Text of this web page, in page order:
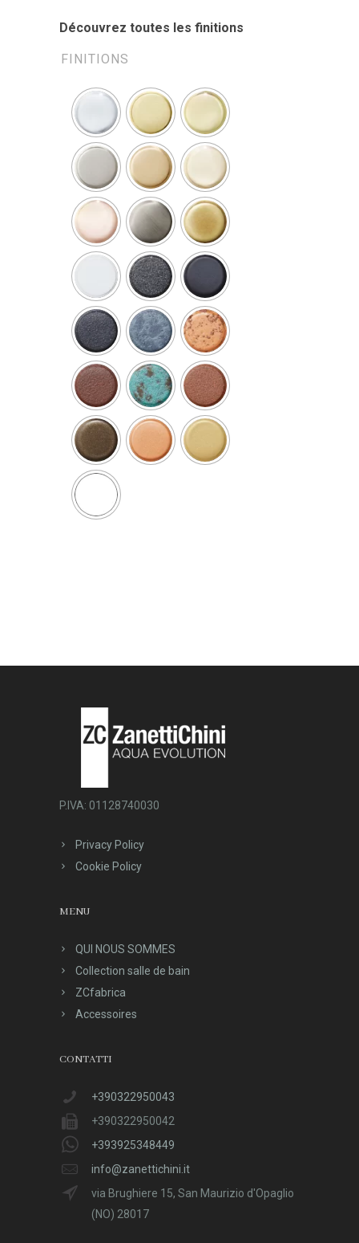
Découvrez toutes les finitions
FINITIONS
P.IVA: 01128740030
Privacy Policy
Cookie Policy
MENU
QUI NOUS SOMMES
Collection salle de bain
ZCfabrica
Accessoires
CONTATTI
+390322950043
+390322950042
+393925348449
info@zanettichini.it
via Brughiere 15, San Maurizio d'Opaglio
(NO) 28017